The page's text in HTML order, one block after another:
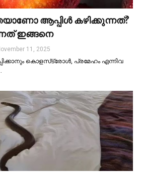
ആപ്പിള്‍ കഴിക്കുന്നത്?
ഇങ്ങനെ
11, 2025
കൊളസ്‌ട്രോള്‍, പ്രമേഹം എന്നിവ